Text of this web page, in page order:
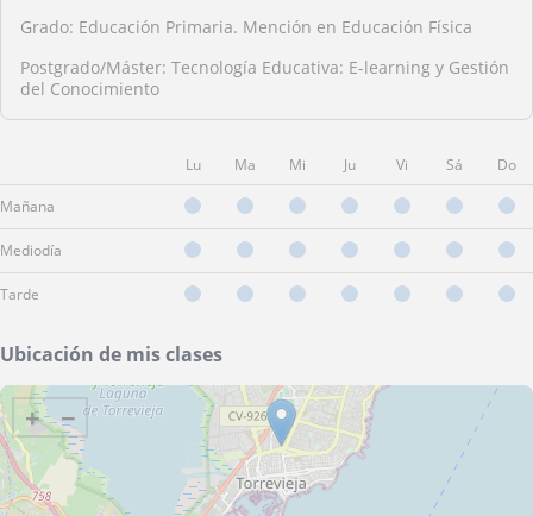
Grado: Educación Primaria. Mención en Educación Física
Postgrado/Máster: Tecnología Educativa: E-learning y Gestión
del Conocimiento
Lu Ma Mi Ju Vi Sá Do
Mañana
Mediodía
Tarde
Ubicación de mis clases
+ −